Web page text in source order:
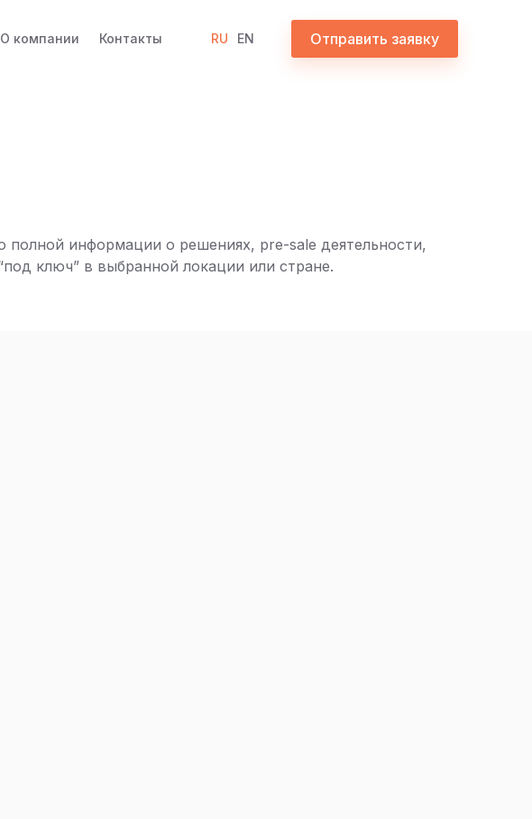
О компании Контакты RU EN Отправить заявку
информации о решениях, pre-sale деятельности,
ключ” в выбранной локации или стране.